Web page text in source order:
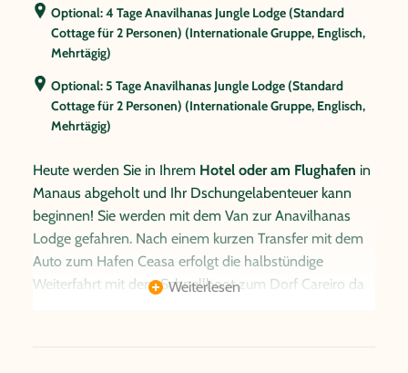
Optional: 4 Tage Anavilhanas Jungle Lodge (Standard
Cottage für 2 Personen) (Internationale Gruppe, Englisch,
Mehrtägig)
Optional: 5 Tage Anavilhanas Jungle Lodge (Standard
Cottage für 2 Personen) (Internationale Gruppe, Englisch,
Mehrtägig)
Heute werden Sie in Ihrem Hotel oder am Flughafen in
Manaus abgeholt und Ihr Dschungelabenteuer kann
beginnen! Sie werden mit dem Van zur Anavilhanas
Lodge gefahren. Nach einem kurzen Transfer mit dem
Auto zum Hafen Ceasa erfolgt die halbstündige
Weiterfahrt mit dem Schnellboot zum Dorf Careiro da
aufeinander treffen. Die beiden Flüsse bilden den
Weiterlesen